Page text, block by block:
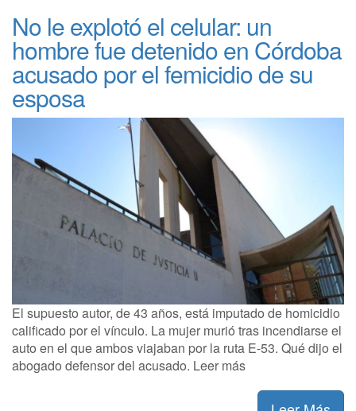
No le explotó el celular: un
hombre fue detenido en Córdoba
acusado por el femicidio de su
esposa
El supuesto autor, de 43 años, está imputado de homicidio
calificado por el vínculo. La mujer murió tras incendiarse el
auto en el que ambos viajaban por la ruta E-53. Qué dijo el
abogado defensor del acusado. Leer más